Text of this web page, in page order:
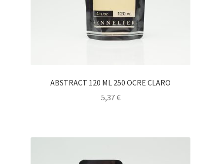
ABSTRACT 120 ML 250 OCRE CLARO
5,37€